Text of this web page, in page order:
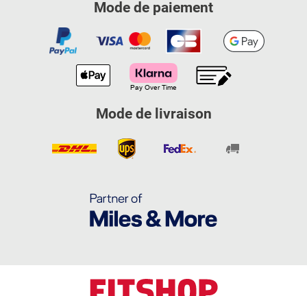
Mode de paiement
Mode de livraison